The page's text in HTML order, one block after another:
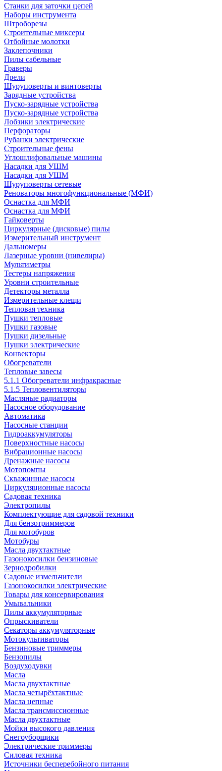
Станки для заточки цепей
Наборы инструмента
Штроборезы
Строительные миксеры
Отбойные молотки
Заклепочники
Пилы сабельные
Граверы
Дрели
Шуруповерты и винтоверты
Зарядные устройства
Пуско-зарядные устройства
Пуско-зарядные устройства
Лобзики электрические
Перфораторы
Рубанки электрические
Строительные фены
Углошлифовальные машины
Насадки для УШМ
Насадки для УШМ
Шуруповерты сетевые
Реноваторы многофункциональные (МФИ)
Оснастка для МФИ
Оснастка для МФИ
Гайковерты
Циркулярные (дисковые) пилы
Измерительный инструмент
Дальномеры
Лазерные уровни (нивелиры)
Мультиметры
Тестеры напряжения
Уровни строительные
Детекторы металла
Измерительные клещи
Тепловая техника
Пушки тепловые
Пушки газовые
Пушки дизельные
Пушки электрические
Конвекторы
Обогреватели
Тепловые завесы
5.1.1 Обогреватели инфракрасные
5.1.5 Тепловентиляторы
Масляные радиаторы
Насосное оборудование
Автоматика
Насосные станции
Гидроаккумуляторы
Поверхностные насосы
Вибрационные насосы
Дренажные насосы
Мотопомпы
Скважинные насосы
Циркуляционные насосы
Садовая техника
Электропилы
Комплектующие для садовой техники
Для бензотриммеров
Для мотобуров
Мотобуры
Масла двухтактные
Газонокосилки бензиновые
Зернодробилки
Садовые измельчители
Газонокосилки электрические
Товары для консервирования
Умывальники
Пилы аккумуляторные
Опрыскиватели
Секаторы аккумуляторные
Мотокультиваторы
Бензиновые триммеры
Бензопилы
Воздуходувки
Масла
Масла двухтактные
Масла четырёхтактные
Масла цепные
Масла трансмиссионные
Масла двухтактные
Мойки высокого давления
Снегоуборщики
Электрические триммеры
Силовая техника
Источники бесперебойного питания